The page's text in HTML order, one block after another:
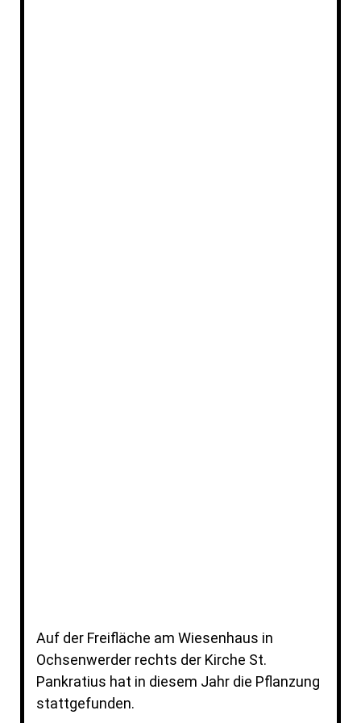
Auf der Freifläche am Wiesenhaus in
Ochsenwerder rechts der Kirche St.
Pankratius hat in diesem Jahr die Pflanzung
stattgefunden.